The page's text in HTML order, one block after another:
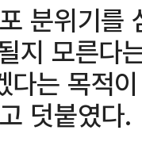
분위기를
지 모른다
다는 목적
덧붙였다.